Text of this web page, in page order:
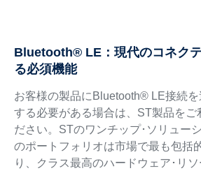
Bluetooth® LE：現代のコネク
る必須機能
お客様の製品にBluetooth® LE接続を
する必要がある場合は、ST製品をご
ださい。STのワンチップ･ソリュー
のポートフォリオは市場で最も包括
り、クラス最高のハードウェア･リソ